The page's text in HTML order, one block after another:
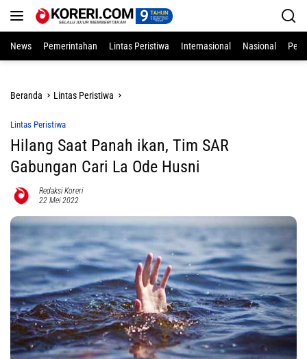
News
Pemerintahan Lintas Peristiwa Internasional Nasional
Beranda Lintas Peristiwa
Lintas Peristiwa
Hilang Saat Panah ikan, Tim SAR
Gabungan Cari La Ode Husni
Redaksi Koreri
22 Mei 2022